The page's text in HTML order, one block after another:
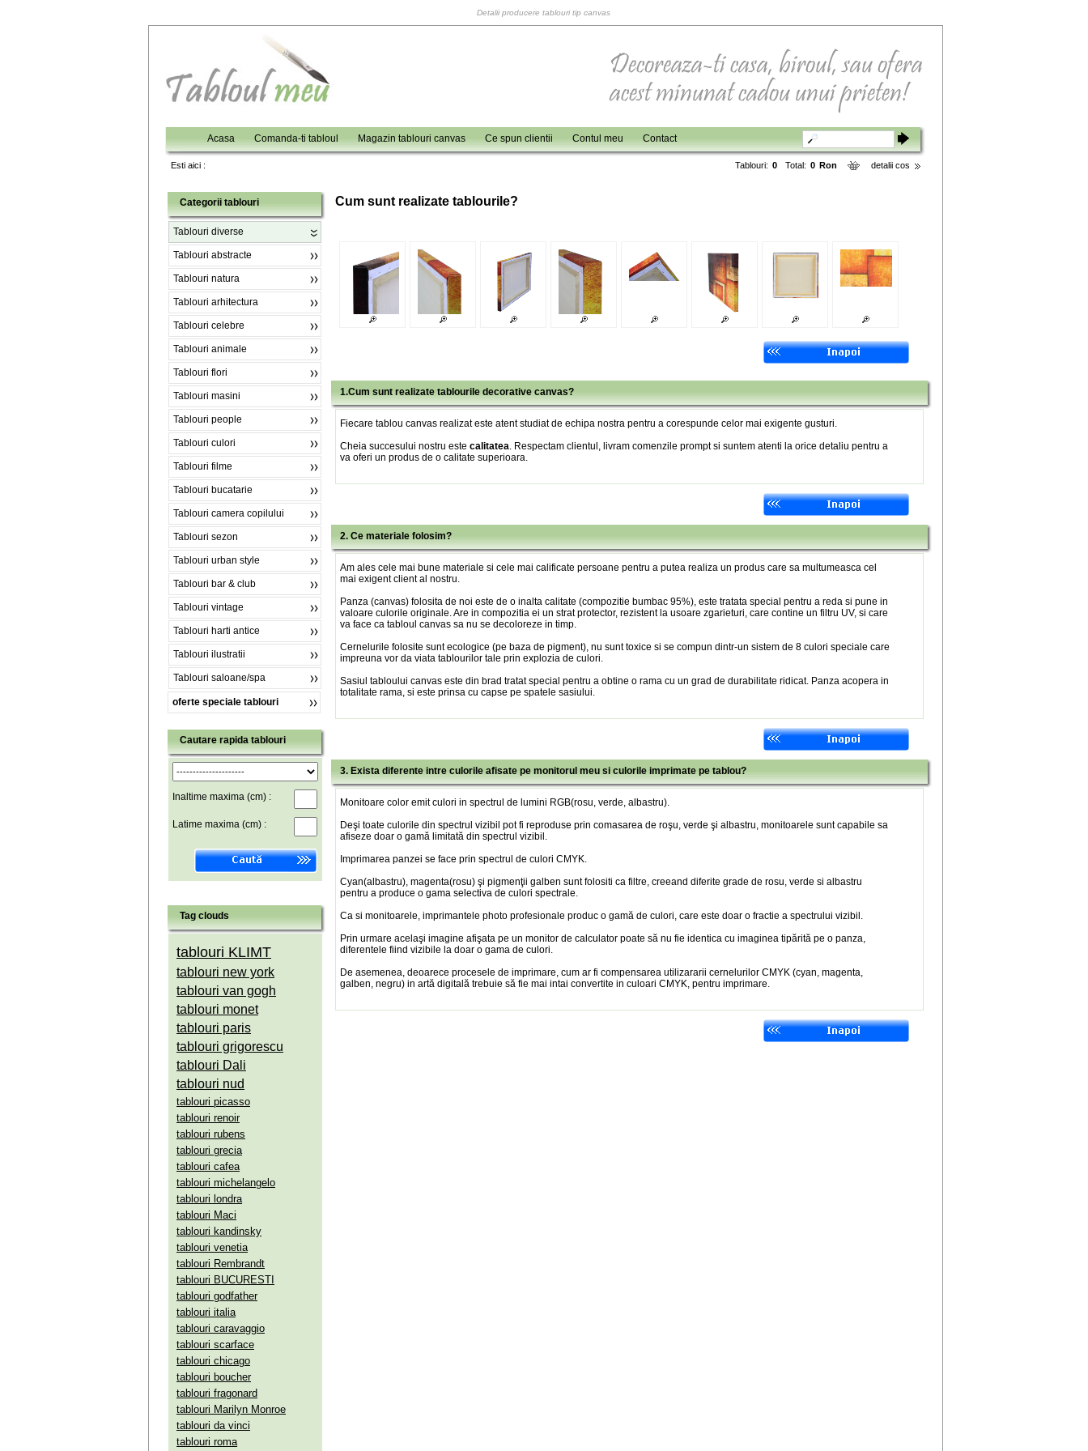
Detalii producere tablouri tip canvas
Acasa Comanda-ti tabloul Magazin tablouri canvas Ce spun clientii Contul meu Contact
Esti aici : detalii cos
Tablouri: 0 Total: 0 Ron
Categorii tablouri
Tablouri diverse
Tablouri abstracte
Tablouri natura
Tablouri arhitectura
Tablouri celebre
Tablouri animale
Tablouri flori
Tablouri masini
Tablouri people
Tablouri culori
Tablouri filme
Tablouri bucatarie
Tablouri camera copilului
Tablouri sezon
Tablouri urban style
Tablouri bar & club
Tablouri vintage
Tablouri harti antice
Tablouri ilustratii
Tablouri saloane/spa
oferte speciale tablouri
Cautare rapida tablouri
Inaltime maxima (cm) :
Latime maxima (cm) :
Tag clouds
tablouri KLIMT
tablouri new york
tablouri van gogh
tablouri monet
tablouri paris
tablouri grigorescu
tablouri Dali
tablouri nud
tablouri picasso
tablouri renoir
tablouri rubens
tablouri grecia
tablouri cafea
tablouri michelangelo
tablouri londra
tablouri Maci
tablouri kandinsky
tablouri venetia
tablouri Rembrandt
tablouri BUCURESTI
tablouri godfather
tablouri italia
tablouri caravaggio
tablouri scarface
tablouri chicago
tablouri boucher
tablouri fragonard
tablouri Marilyn Monroe
tablouri da vinci
tablouri roma
Cum sunt realizate tablourile?
1.Cum sunt realizate tablourile decorative canvas?
Fiecare tablou canvas realizat este atent studiat de echipa nostra pentru a corespunde celor mai exigente gusturi.
Cheia succesului nostru este calitatea. Respectam clientul, livram comenzile prompt si suntem atenti la orice detaliu pentru a
va oferi un produs de o calitate superioara.
2. Ce materiale folosim?
Am ales cele mai bune materiale si cele mai calificate persoane pentru a putea realiza un produs care sa multumeasca cel
mai exigent client al nostru.
Panza (canvas) folosita de noi este de o inalta calitate (compozitie bumbac 95%), este tratata special pentru a reda si pune in
valoare culorile originale. Are in compozitia ei un strat protector, rezistent la usoare zgarieturi, care contine un filtru UV, si care
va face ca tabloul canvas sa nu se decoloreze in timp.
Cernelurile folosite sunt ecologice (pe baza de pigment), nu sunt toxice si se compun dintr-un sistem de 8 culori speciale care
impreuna vor da viata tablourilor tale prin explozia de culori.
Sasiul tabloului canvas este din brad tratat special pentru a obtine o rama cu un grad de durabilitate ridicat. Panza acopera in
totalitate rama, si este prinsa cu capse pe spatele sasiului.
3. Exista diferente intre culorile afisate pe monitorul meu si culorile imprimate pe tablou?
Monitoare color emit culori in spectrul de lumini RGB(rosu, verde, albastru).
Deşi toate culorile din spectrul vizibil pot fi reproduse prin comasarea de roşu, verde şi albastru, monitoarele sunt capabile sa
afiseze doar o gamă limitată din spectrul vizibil.
Imprimarea panzei se face prin spectrul de culori CMYK.
Cyan(albastru), magenta(rosu) şi pigmenţii galben sunt folositi ca filtre, creeand diferite grade de rosu, verde si albastru
pentru a produce o gama selectiva de culori spectrale.
Ca si monitoarele, imprimantele photo profesionale produc o gamă de culori, care este doar o fractie a spectrului vizibil.
Prin urmare acelaşi imagine afişata pe un monitor de calculator poate să nu fie identica cu imaginea tipărită pe o panza,
diferentele fiind vizibile la doar o gama de culori.
De asemenea, deoarece procesele de imprimare, cum ar fi compensarea utilizararii cernelurilor CMYK (cyan, magenta,
galben, negru) in artă digitală trebuie să fie mai intai convertite in culoari CMYK, pentru imprimare.